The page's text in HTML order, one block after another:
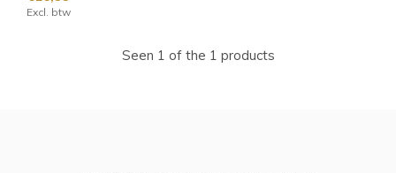
Excl. btw
Seen 1 of the 1 products